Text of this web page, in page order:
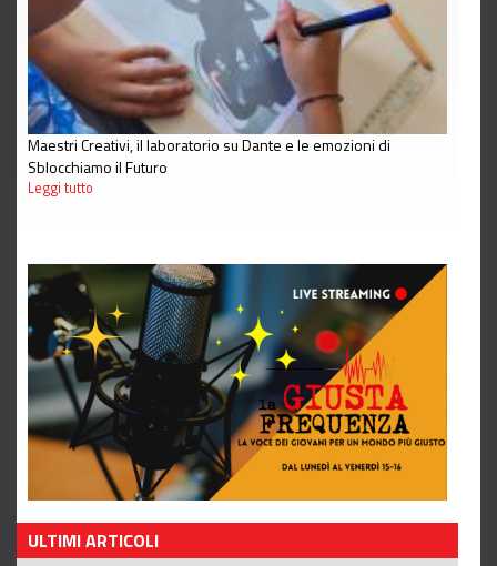
Maestri Creativi, il laboratorio su Dante e le emozioni di
Sblocchiamo il Futuro
Leggi tutto
ULTIMI ARTICOLI